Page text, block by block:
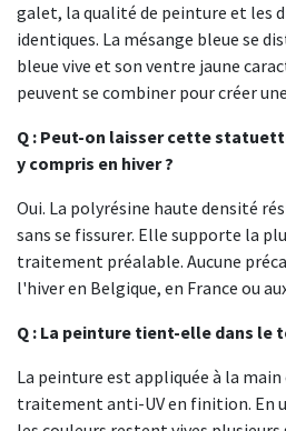
galet, la qualité de peinture et les
identiques. La mésange bleue se
bleue vive et son ventre jaune
peuvent se combiner pour créer
Q : Peut-on laisser cette
y compris en hiver ?
Oui. La polyrésine haute densité
sans se fissurer. Elle supporte la
traitement préalable. Aucune
l'hiver en Belgique, en France ou
Q : La peinture tient-elle dans le
La peinture est appliquée à la
traitement anti-UV en finition. En